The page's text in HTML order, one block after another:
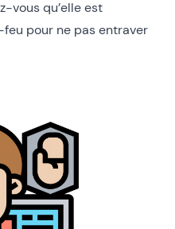
vous qu’elle est
pour ne pas entraver